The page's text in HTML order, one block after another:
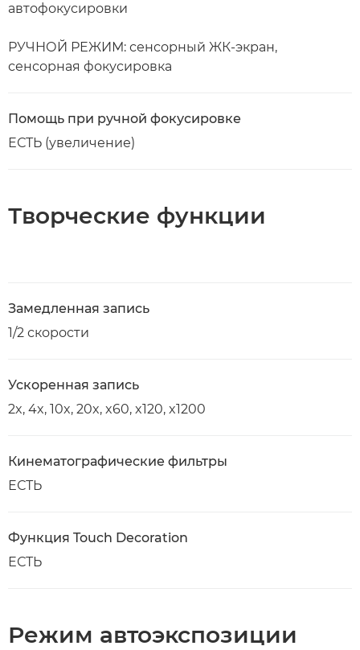
автофокусировки
РУЧНОЙ РЕЖИМ: сенсорный ЖК-экран,
сенсорная фокусировка
Помощь при ручной фокусировке
ЕСТЬ (увеличение)
Творческие функции
Замедленная запись
1/2 скорости
Ускоренная запись
2x, 4x, 10x, 20x, x60, x120, x1200
Кинематографические фильтры
ЕСТЬ
Функция Touch Decoration
ЕСТЬ
Режим автоэкспозиции